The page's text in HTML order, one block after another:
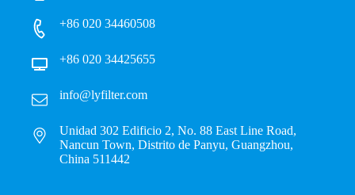
+86 020 34460508
+86 020 34425655
info@lyfilter.com
Unidad 302 Edificio 2, No. 88 East Line Road,
Nancun Town, Distrito de Panyu, Guangzhou,
China 511442